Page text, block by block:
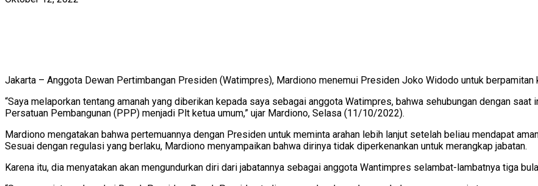
Jakarta – Anggota Dewan Pertimbangan Presiden (Watimpres), Mardiono menemui Presiden Joko Widodo untuk berpamitan
“Saya melaporkan tentang amanah yang diberikan kepada saya sebagai anggota Watimpres, bahwa sehubungan dengan
Persatuan Pembangunan (PPP) menjadi Plt ketua umum,” ujar Mardiono, Selasa (11/10/2022).
Mardiono mengatakan bahwa pertemuannya dengan Presiden untuk meminta arahan lebih lanjut setelah beliau mendapat
Sesuai dengan regulasi yang berlaku, Mardiono menyampaikan bahwa dirinya tidak diperkenankan untuk merangkap jabatan.
Karena itu, dia menyatakan akan mengundurkan diri dari jabatannya sebagai anggota Wantimpres selambat-lambatnya tiga